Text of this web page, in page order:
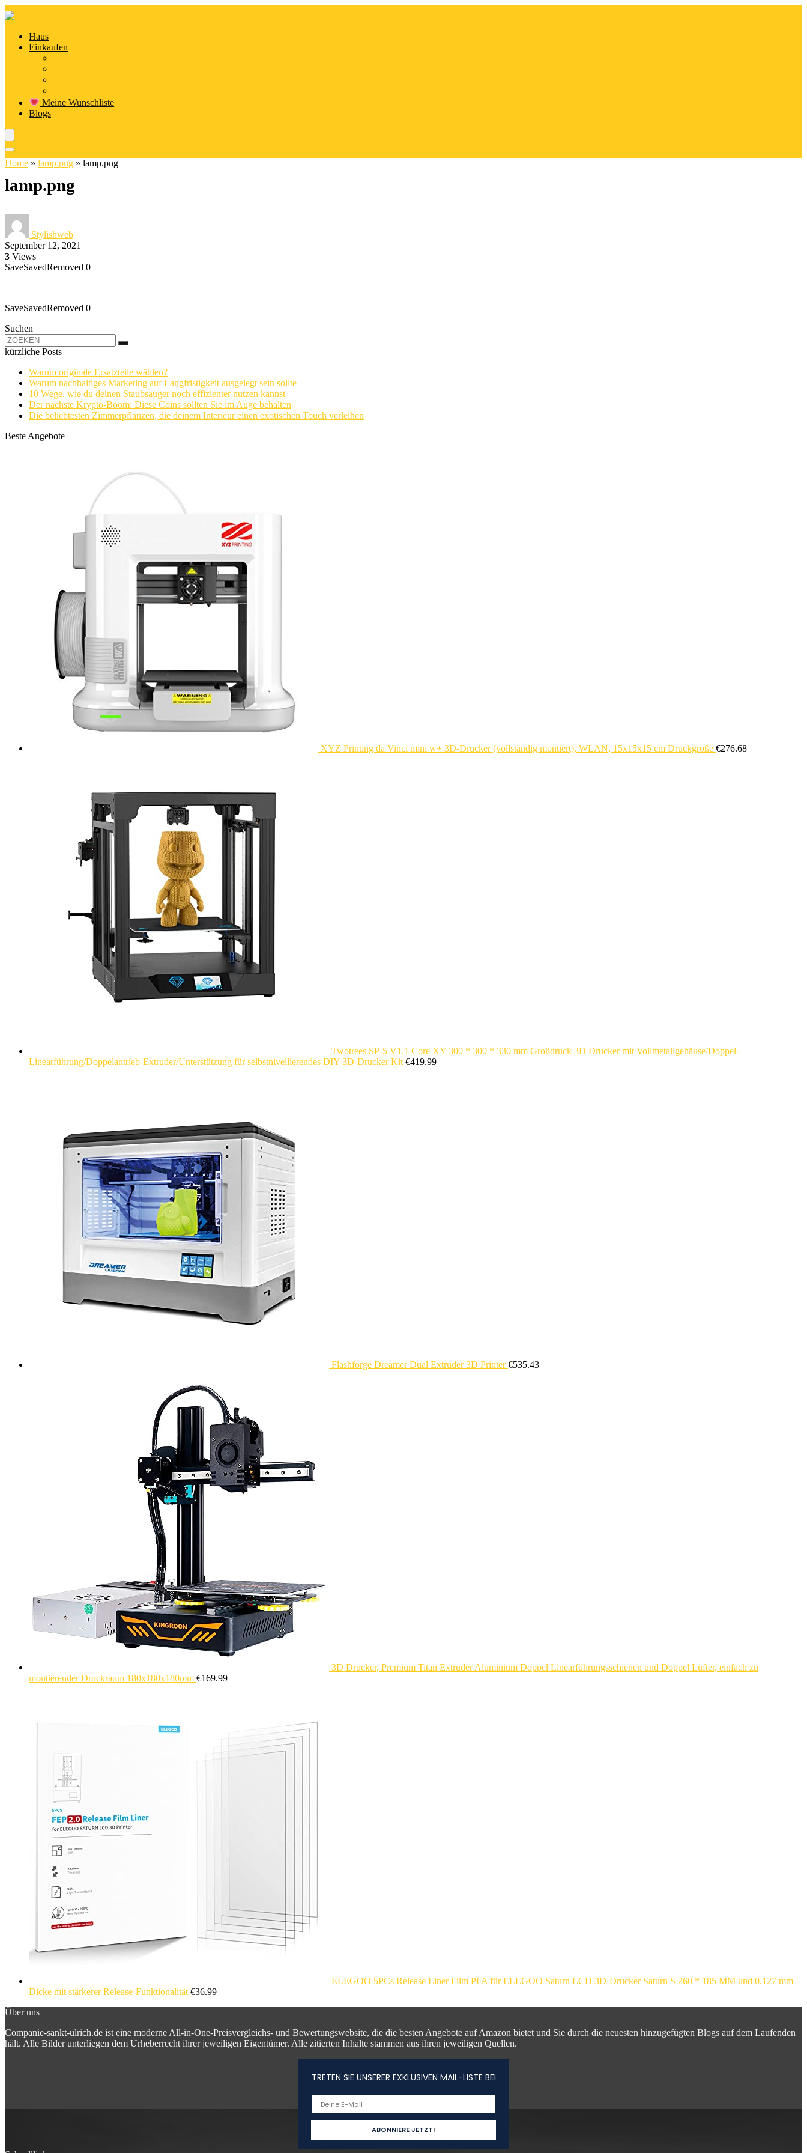
Haus
Einkaufen
Meine Wunschliste
Blogs
Home » lamp.png » lamp.png
lamp.png
Stylishweb
September 12, 2021
3 Views
SaveSavedRemoved 0
SaveSavedRemoved 0
Suchen
kürzliche Posts
Warum originale Ersatzteile wählen?
Warum nachhaltiges Marketing auf Langfristigkeit ausgelegt sein sollte
10 Wege, wie du deinen Staubsauger noch effizienter nutzen kannst
Der nächste Krypto-Boom: Diese Coins sollten Sie im Auge behalten
Die beliebtesten Zimmerpflanzen, die deinem Interieur einen exotischen Touch verleihen
Beste Angebote
XYZ Printing da Vinci mini w+ 3D-Drucker (vollständig montiert), WLAN, 15x15x15 cm Druckgröße €276.68
Twotrees SP-5 V1.1 Core XY 300 * 300 * 330 mm Großdruck 3D Drucker mit Vollmetallgehäuse/Doppel-
Linearführung/Doppelantrieb-Extruder/Unterstützung für selbstnivellierendes DIY 3D-Drucker Kit €419.99
Flashforge Dreamer Dual Extruder 3D Printer €535.43
3D Drucker, Premium Titan Extruder Aluminium Doppel Linearführungsschienen und Doppel Lüfter, einfach zu
montierender Druckraum 180x180x180mm €169.99
ELEGOO 5PCs Release Liner Film PFA für ELEGOO Saturn LCD 3D-Drucker Saturn S 260 * 185 MM und 0,127 mm
Dicke mit stärkerer Release-Funktionalität €36.99
Über uns
Companie-sankt-ulrich.de ist eine moderne All-in-One-Preisvergleichs- und Bewertungswebsite, die die besten Angebote auf Amazon bietet und Sie durch die neuesten hinzugefügten Blogs auf dem Laufenden
hält. Alle Bilder unterliegen dem Urheberrecht ihrer jeweiligen Eigentümer. Alle zitierten Inhalte stammen aus ihren jeweiligen Quellen.
TRETEN SIE UNSERER EXKLUSIVEN MAIL-LISTE BEI